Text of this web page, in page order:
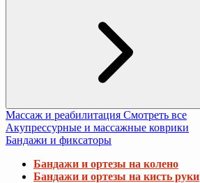
Массаж и реабилитация Смотреть все
Акупрессурные и массажные коврики
Бандажи и фиксаторы
Бандажи и ортезы на колено
Бандажи и ортезы на кисть руки